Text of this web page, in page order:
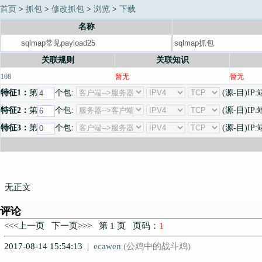
首页 > 抓包 > 修改抓包 > 浏览 > 下载
名称
关联规则 关联知识
108 暂无 暂无
特征1： 第 个包:
(源-目)IP:
特征2： 第 个包:
(源-目)IP:
特征3： 第 个包: (源-目)IP:
无正文
评论
<<<上一页 下一页>>> 第 1 页 页码： 1
2017-08-14 15:54:13 |ecawen (公鸡中的战斗鸡)